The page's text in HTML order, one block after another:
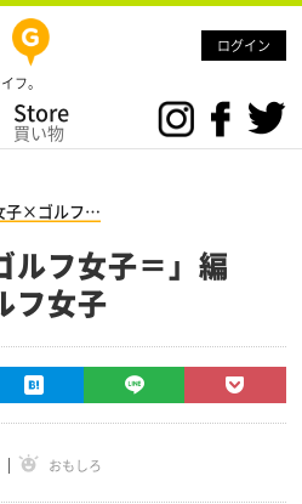
ログイン
フ。
Store
買い物
子×ゴルフ…
ルフ女子＝」編
フ女子
おもしろ